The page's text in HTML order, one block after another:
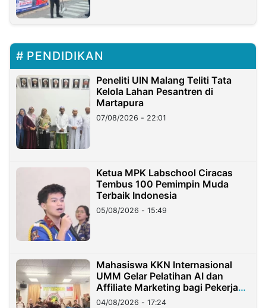
PENDIDIKAN
Peneliti UIN Malang Teliti Tata
Kelola Lahan Pesantren di
Martapura
07/08/2026 - 22:01
Ketua MPK Labschool Ciracas
Tembus 100 Pemimpin Muda
Terbaik Indonesia
05/08/2026 - 15:49
Mahasiswa KKN Internasional
UMM Gelar Pelatihan AI dan
Affiliate Marketing bagi Pekerja
Migran Indonesia di Taiwan
04/08/2026 - 17:24